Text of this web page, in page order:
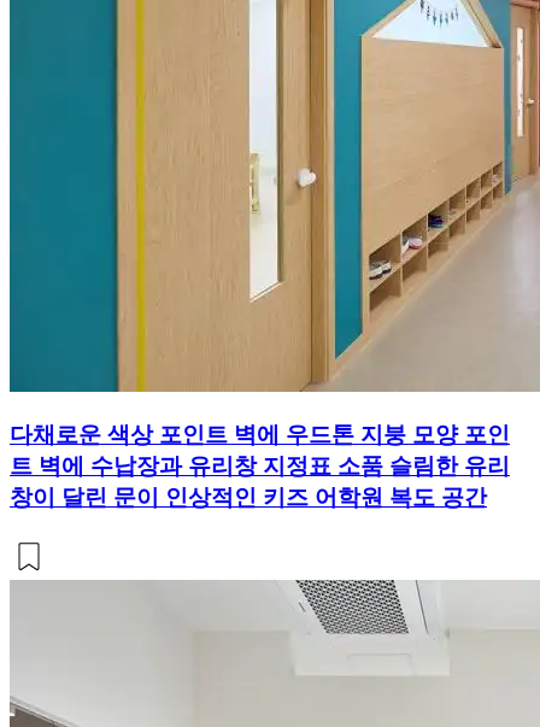
다채로운 색상 포인트 벽에 우드톤 지붕 모양 포인
트 벽에 수납장과 유리창 지정표 소품 슬림한 유리
창이 달린 문이 인상적인 키즈 어학원 복도 공간